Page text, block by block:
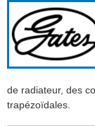
de radiateur, des
trapézoïdales.